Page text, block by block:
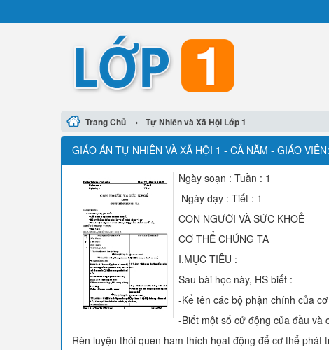
Trang Chủ › Tự Nhiên và Xã Hội Lớp 1
GIÁO ÁN TỰ NHIÊN VÀ XÃ HỘI 1 - CẢ NĂM - GIÁO
Ngày soạn : Tuần : 1
Ngày dạy : Tiết : 1
CON NGƯỜI VÀ SỨC KHOẺ
CƠ THỂ CHÚNG TA
I.MỤC TIÊU :
Sau bài học này, HS biết :
-Kể tên các bộ phận chính của
-Biết một số cử động của đầu và
-Rèn luyện thói quen ham thích họat động để cơ thể phát